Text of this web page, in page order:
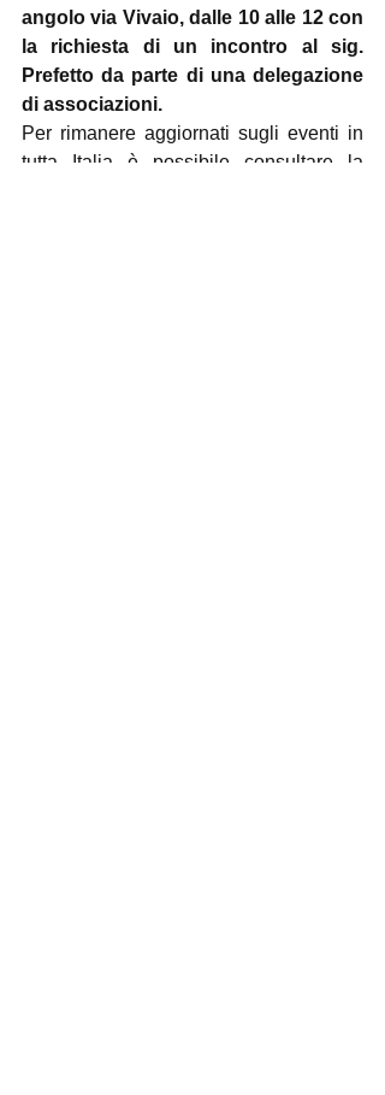
angolo via Vivaio, dalle 10 alle 12 con
la richiesta di un incontro al sig.
Prefetto da parte di una delegazione
di associazioni.
Per rimanere aggiornati sugli eventi in
tutta Italia è possibile consultare la